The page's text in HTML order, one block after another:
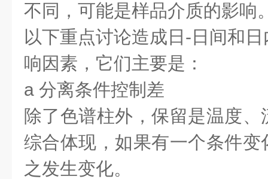
不同，可能是样品介质的影响
以下重点讨论造成日-日间和
响因素，它们主要是：
a 分离条件控制差
除了色谱柱外，保留是温度
综合体现，如果有一个条件
之发生变化。